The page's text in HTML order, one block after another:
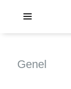
Genel